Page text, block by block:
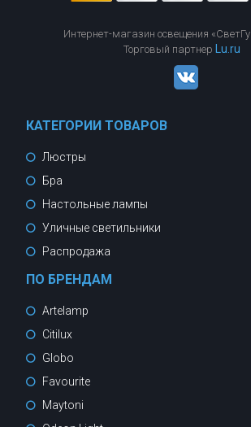
Интернет-магазин освещения
Торговый партнер Lu.ru
КАТЕГОРИИ ТОВАРОВ
Люстры
Бра
Настольные лампы
Уличные светильники
Распродажа
ПО БРЕНДАМ
Artelamp
Citilux
Globo
Favourite
Maytoni